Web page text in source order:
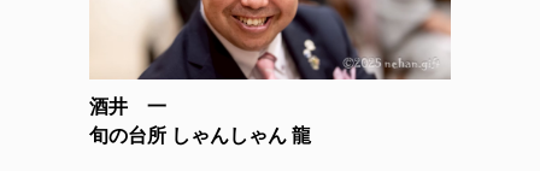
酒井 一
旬の台所 しゃんしゃん 龍